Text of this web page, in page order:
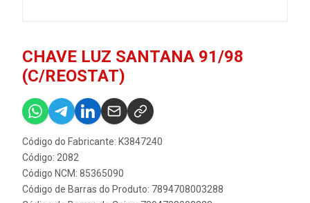
CHAVE LUZ SANTANA 91/98
(C/REOSTAT)
Código do Fabricante: K3847240
Código: 2082
Código NCM: 85365090
Código de Barras do Produto: 7894708003288